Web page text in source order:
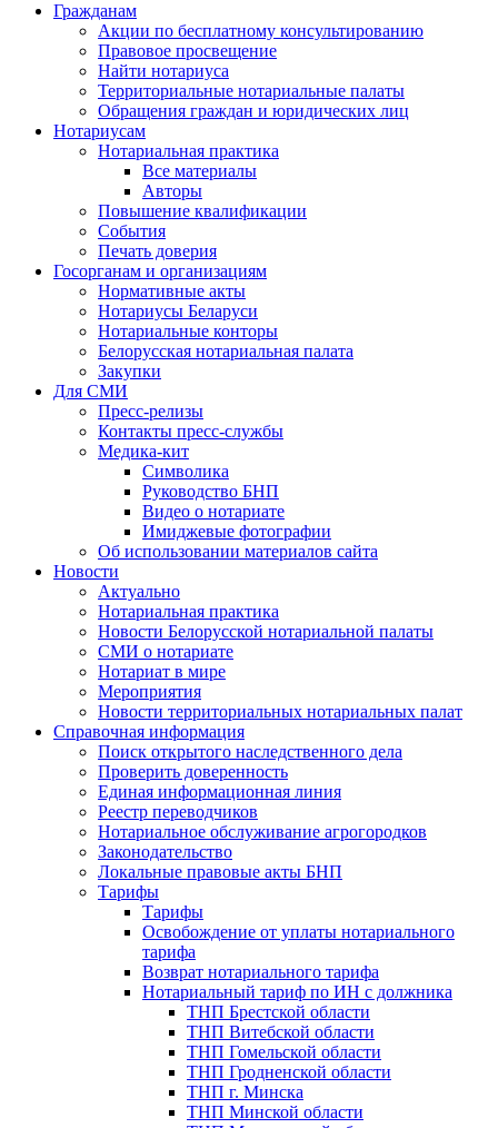
Гражданам
Акции по бесплатному консультированию
Правовое просвещение
Найти нотариуса
Территориальные нотариальные палаты
Обращения граждан и юридических лиц
Нотариусам
Нотариальная практика
Все материалы
Авторы
Повышение квалификации
События
Печать доверия
Госорганам и организациям
Нормативные акты
Нотариусы Беларуси
Нотариальные конторы
Белорусская нотариальная палата
Закупки
Для СМИ
Пресс-релизы
Контакты пресс-службы
Медика-кит
Символика
Руководство БНП
Видео о нотариате
Имиджевые фотографии
Об использовании материалов сайта
Новости
Актуально
Нотариальная практика
Новости Белорусской нотариальной палаты
СМИ о нотариате
Нотариат в мире
Мероприятия
Новости территориальных нотариальных палат
Справочная информация
Поиск открытого наследственного дела
Проверить доверенность
Единая информационная линия
Реестр переводчиков
Нотариальное обслуживание агрогородков
Законодательство
Локальные правовые акты БНП
Тарифы
Тарифы
Освобождение от уплаты нотариального
тарифа
Возврат нотариального тарифа
Нотариальный тариф по ИН с должника
ТНП Брестской области
ТНП Витебской области
ТНП Гомельской области
ТНП Гродненской области
ТНП г. Минска
ТНП Минской области